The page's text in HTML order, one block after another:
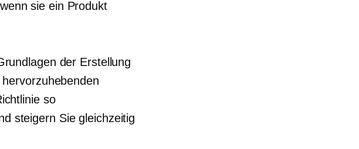
sie ein Produkt
der Erstellung
so
steigern Sie gleichzeitig